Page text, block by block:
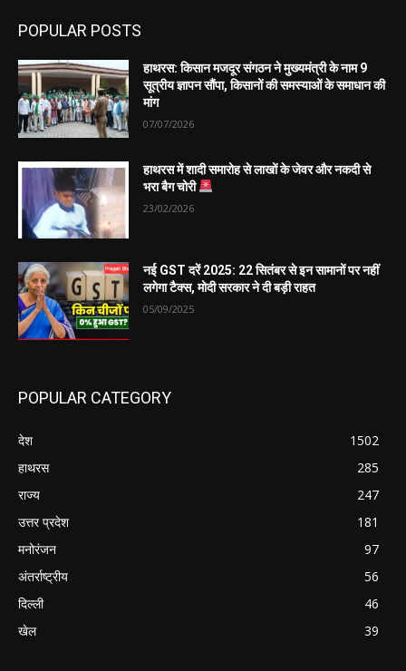
POPULAR POSTS
हाथरस: किसान मजदूर संगठन ने मुख्यमंत्री के नाम 9
सूत्रीय ज्ञापन सौंपा, किसानों की समस्याओं के समाधान की
मांग
07/07/2026
हाथरस में शादी समारोह से लाखों के जेवर और नकदी से
भरा बैग चोरी
23/02/2026
नई GST दरें 2025: 22 सितंबर से इन सामानों पर नहीं
लगेगा टैक्स, मोदी सरकार ने दी बड़ी राहत
05/09/2025
POPULAR CATEGORY
देश
1502
हाथरस
285
राज्य
247
उत्तर प्रदेश
181
मनोरंजन
97
अंतर्राष्ट्रीय
56
दिल्ली
46
खेल
39